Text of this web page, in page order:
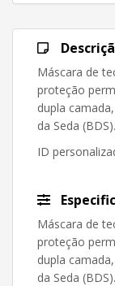
Máscara de
proteção
dupla
da Seda (BDS).
ID
Máscara de
proteção
dupla
da Seda (BDS).